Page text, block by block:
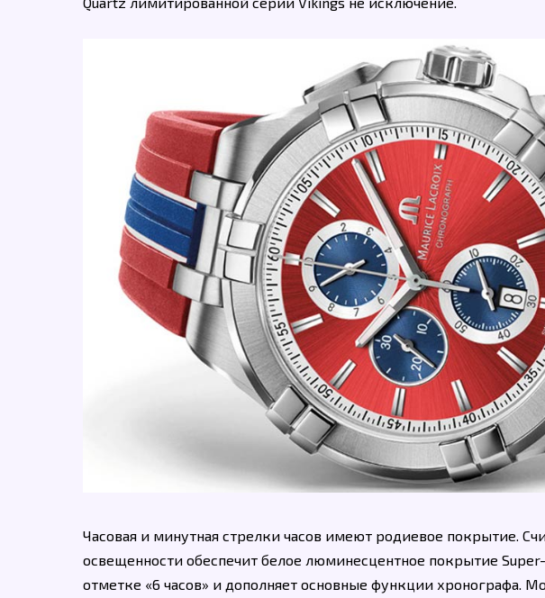
Часовая и минутная стрелки часов имеют родиевое покрытие.
освещенности обеспечит белое люминесцентное покрытие
отметке «6 часов» и дополняет основные функции хронографа.